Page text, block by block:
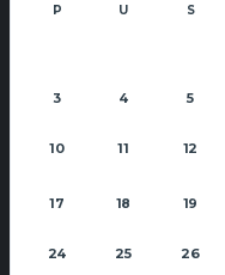
P U S
3 4 5
10 11 12
17 18 19
24 25 26